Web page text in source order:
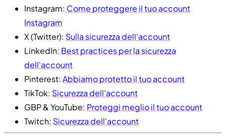
Instagram: Come proteggere il tuo account
Instagram
X (Twitter): Sulla sicurezza dell'account
LinkedIn: Best practices per la sicurezza
dell'account
Pinterest: Abbiamo protetto il tuo account
TikTok: Sicurezza dell'account
GBP & YouTube: Proteggi meglio il tuo account
Twitch: Sicurezza dell'account